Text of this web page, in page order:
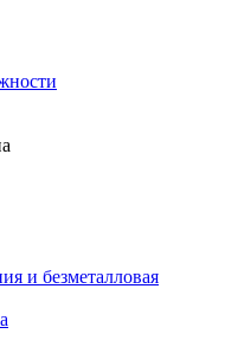
и безметалловая